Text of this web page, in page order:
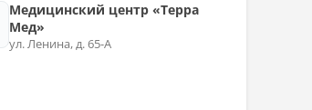
Медицинский центр «Терра
Мед»
ул. Ленина, д. 65-А